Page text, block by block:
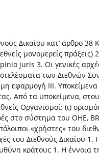
Δικαίου κατ’ άρθρο 38
μονομερείς πράξεις)
juris 3. Οι γενικές
των Διεθνών
εφαρμογή ΙΙΙ. Υποκείμενα
Από τα υποκείμενα,
Οργανισμοί: (ι)
στο σύστημα του ΟΗΕ,
«χρήστες» του
του Διεθνούς Δικαίου 1.
κράτους 1. Η έννοια